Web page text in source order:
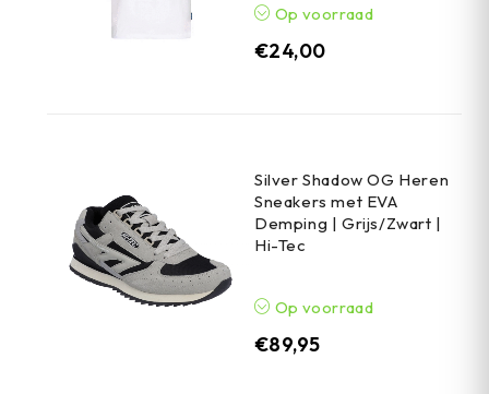
Op voorraad
€24,00
Silver Shadow OG Heren
Sneakers met EVA
Demping | Grijs/Zwart |
Hi-Tec
Op voorraad
€89,95